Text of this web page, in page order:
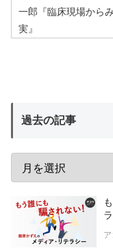
一郎『臨床現場から
実』
過去の記事